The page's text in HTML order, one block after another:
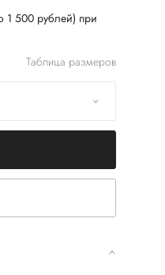
1 500 рублей) при
Таблица размеров